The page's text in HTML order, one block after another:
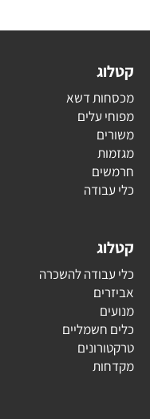
קטלוג
מכסחות דשא
מפוחי עלים
משורים
מגזמות
חרמשים
כלי עבודה
קטלוג
כלי עבודה להשכרה
אביזרים
מנועים
כלים חשמליים
טרקטורונים
מקדחות